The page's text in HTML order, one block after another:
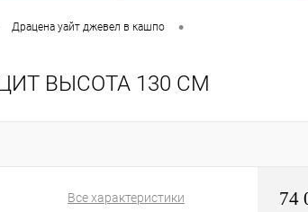
драцена уайт джевел в кашпо •
ВЫСОТА 130 СМ
Все характеристики 74